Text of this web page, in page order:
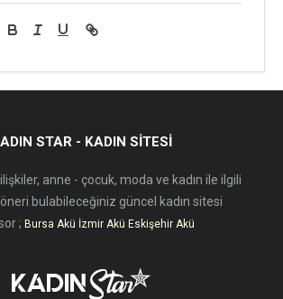
STAR - KADIN SITESI
anne - çocuk, moda ve kadın ile ilgili
bulabileceğiniz güncel kadın sitesi
; Bursa Akü İzmir Akü Eskişehir Akü